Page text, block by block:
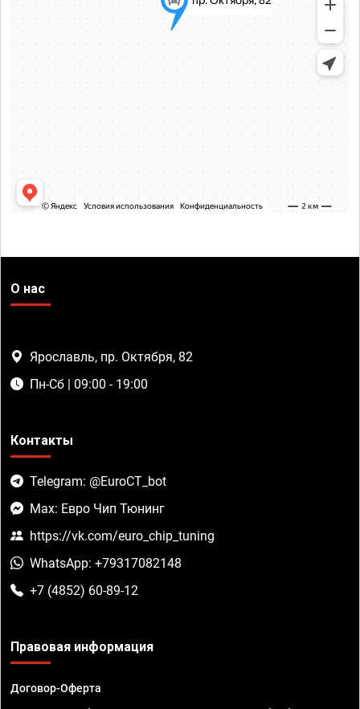
О нас
Ярославль, пр. Октября, 82
Пн-Сб | 09:00 - 19:00
Контакты
Telegram: @EuroCT_bot
Max: Евро Чип Тюнинг
https://vk.com/euro_chip_tuning
WhatsApp: +79317082148
+7 (4852) 60-89-12
Правовая информация
Договор-Оферта